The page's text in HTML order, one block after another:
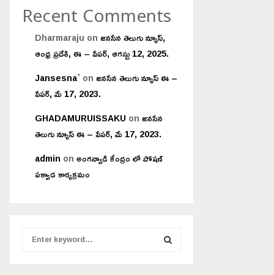
Recent Comments
Dharmaraju onజనసేన తెలుగు న్యూస్,
ఆంధ్ర ప్రదేశ్, ఈ – పేపర్, ఆగస్టు 12, 2025.
Jansesna`onజనసేన తెలుగు న్యూస్ ఈ –
పేపర్, మే 17, 2023.
GHADAMURUISSAKU onజనసేన
తెలుగు న్యూస్ ఈ – పేపర్, మే 17, 2023.
admin onఅంగన్వాడి కేంద్రం లో పోషణ్
పక్వాడ కార్యక్రమం